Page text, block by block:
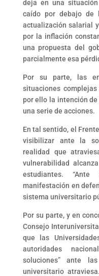
deja en una
caído por debajo
actualización salarial
por la inflación
una propuesta del
parcialmente esa
Por su parte, las
situaciones
por ello la intención
una serie de acciones.
En tal sentido, el
visibilizar ante la
realidad que
vulnerabilidad
estudiantes.
manifestación en
sistema universitario
Por su parte, y en
Consejo
que las
autoridades
soluciones” ante
universitario